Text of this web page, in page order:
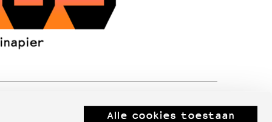
Alle cookies toestaan